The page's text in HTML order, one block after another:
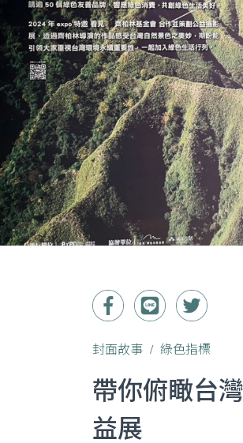
封面故事 綠色指標
帶你俯瞰台
益展